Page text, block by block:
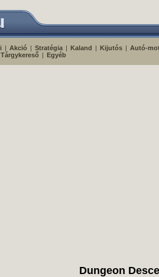
| Akció | Stratégia | Kaland | Kijutós | Autó-
Tárgykereső | Egyéb
Dungeon